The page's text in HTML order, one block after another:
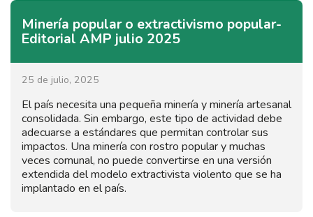
Minería popular o extractivismo popular-
Editorial AMP julio 2025
25 de julio, 2025
El país necesita una pequeña minería y minería artesanal
consolidada. Sin embargo, este tipo de actividad debe
adecuarse a estándares que permitan controlar sus
impactos. Una minería con rostro popular y muchas
veces comunal, no puede convertirse en una versión
extendida del modelo extractivista violento que se ha
implantado en el país.